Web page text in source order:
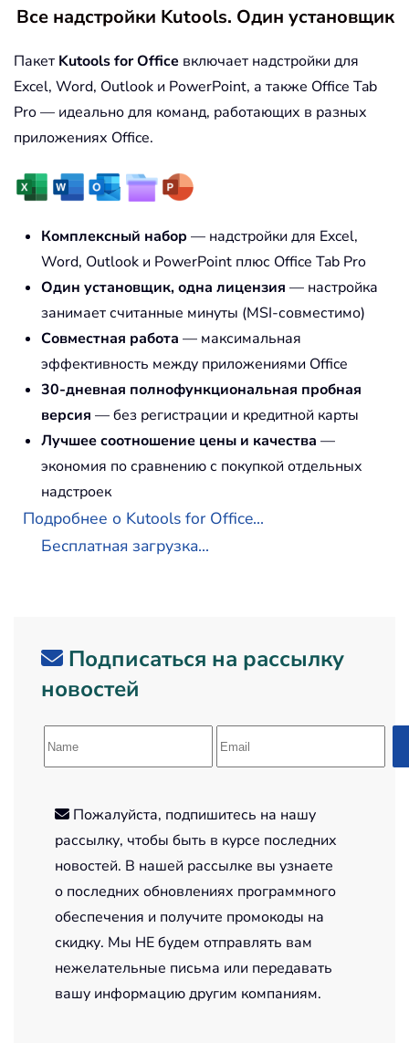
Все надстройки Kutools. Один установщик
Пакет Kutools for Office включает надстройки для
Excel, Word, Outlook и PowerPoint, а также Office Tab
Pro — идеально для команд, работающих в разных
приложениях Office.
Комплексный набор — надстройки для Excel,
Word, Outlook и PowerPoint плюс Office Tab Pro
Один установщик, одна лицензия — настройка
занимает считанные минуты (MSI-совместимо)
Совместная работа — максимальная
эффективность между приложениями Office
30-дневная полнофункциональная пробная
версия — без регистрации и кредитной карты
Лучшее соотношение цены и качества —
экономия по сравнению с покупкой отдельных
надстроек
Подробнее о Kutools for Office...
Бесплатная загрузка...
Подписаться на рассылку
новостей
Пожалуйста, подпишитесь на нашу
рассылку, чтобы быть в курсе последних
новостей. В нашей рассылке вы узнаете
о последних обновлениях программного
обеспечения и получите промокоды на
скидку. Мы НЕ будем отправлять вам
нежелательные письма или передавать
вашу информацию другим компаниям.